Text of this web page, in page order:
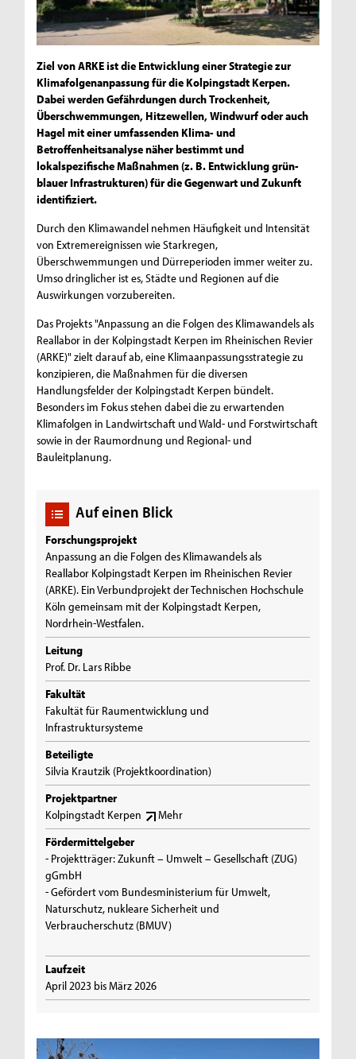
Ziel von ARKE ist die Entwicklung einer Strategie zur
Klimafolgenanpassung für die Kolpingstadt Kerpen.
Dabei werden Gefährdungen durch Trockenheit,
Überschwemmungen, Hitzewellen, Windwurf oder auch
Hagel mit einer umfassenden Klima- und
Betroffenheitsanalyse näher bestimmt und
lokalspezifische Maßnahmen (z. B. Entwicklung grün-
blauer Infrastrukturen) für die Gegenwart und Zukunft
identifiziert.
Durch den Klimawandel nehmen Häufigkeit und Intensität
von Extremereignissen wie Starkregen,
Überschwemmungen und Dürreperioden immer weiter zu.
Umso dringlicher ist es, Städte und Regionen auf die
Auswirkungen vorzubereiten.
Das Projekts "Anpassung an die Folgen des Klimawandels als
Reallabor in der Kolpingstadt Kerpen im Rheinischen Revier
(ARKE)" zielt darauf ab, eine Klimaanpassungsstrategie zu
konzipieren, die Maßnahmen für die diversen
Handlungsfelder der Kolpingstadt Kerpen bündelt.
Besonders im Fokus stehen dabei die zu erwartenden
Klimafolgen in Landwirtschaft und Wald- und Forstwirtschaft
sowie in der Raumordnung und Regional- und
Bauleitplanung.
Auf einen Blick
Forschungsprojekt
Anpassung an die Folgen des Klimawandels als
Reallabor Kolpingstadt Kerpen im Rheinischen Revier
(ARKE). Ein Verbundprojekt der Technischen Hochschule
Köln gemeinsam mit der Kolpingstadt Kerpen,
Nordrhein-Westfalen.
Leitung
Prof. Dr. Lars Ribbe
Fakultät
Fakultät für Raumentwicklung und
Infrastruktursysteme
Beteiligte
Silvia Krautzik (Projektkoordination)
Projektpartner
Kolpingstadt Kerpen
Mehr
Fördermittelgeber
- Projektträger: Zukunft – Umwelt – Gesellschaft (ZUG)
gGmbH
- Gefördert vom Bundesministerium für Umwelt,
Naturschutz, nukleare Sicherheit und
Verbraucherschutz (BMUV)
Laufzeit
April 2023 bis März 2026